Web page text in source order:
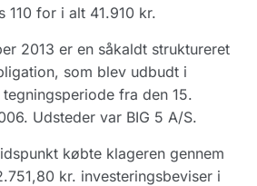
110 for i alt 41.910 kr.
2013 er en såkaldt struktureret
som blev udbudt i
fra den 15.
Udsteder var BIG 5 A/S.
købte klageren gennem
kr. investeringsbeviser i